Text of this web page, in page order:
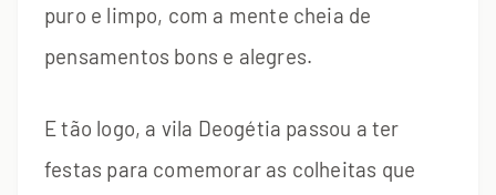
puro e limpo, com a mente cheia de
pensamentos bons e alegres.
E tão logo, a vila Deogétia passou a ter
festas para comemorar as colheitas que